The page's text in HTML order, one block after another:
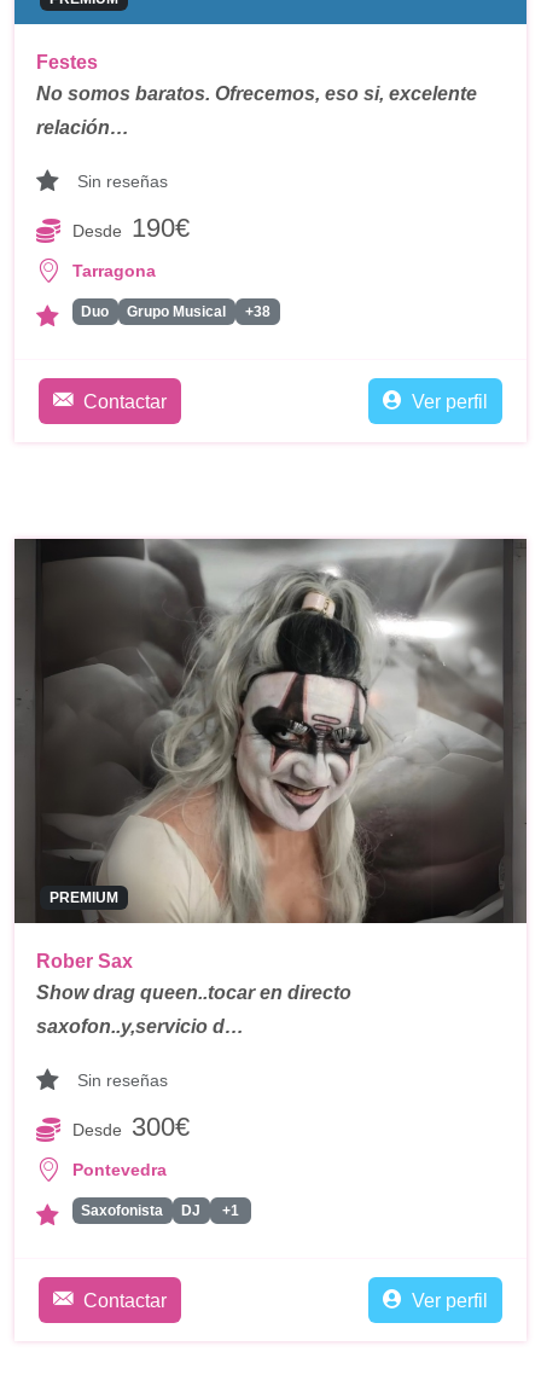
Festes
No somos baratos. Ofrecemos, eso si, excelente
relación…
Sin reseñas
Desde 190€
Tarragona
Duo Grupo Musical +38
Contactar Ver perfil
PREMIUM
Rober Sax
Show drag queen..tocar en directo
saxofon..y,servicio d…
Sin reseñas
Desde 300€
Pontevedra
Saxofonista DJ +1
Contactar Ver perfil